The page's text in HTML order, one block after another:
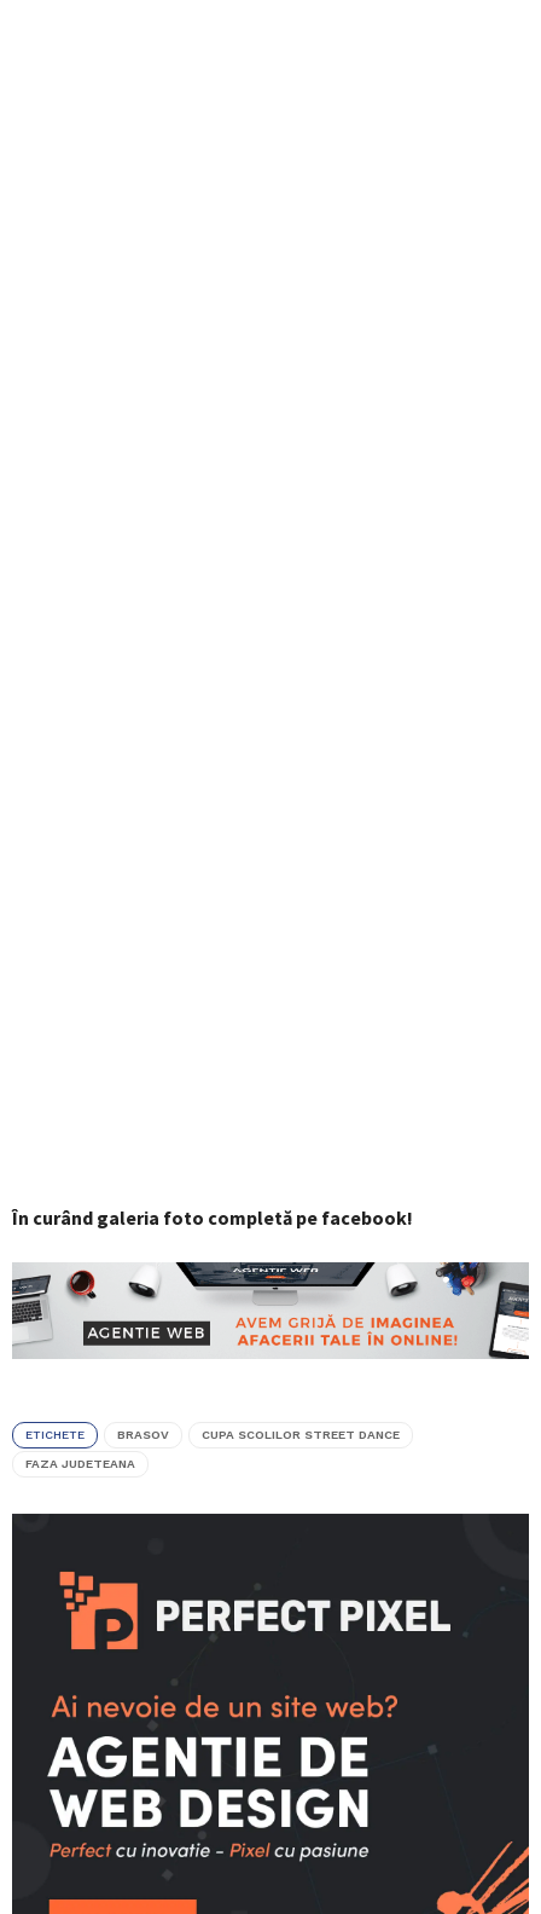
În curând galeria foto completă pe facebook!
ETICHETE BRASOV CUPA SCOLILOR STREET DANCE
FAZA JUDETEANA